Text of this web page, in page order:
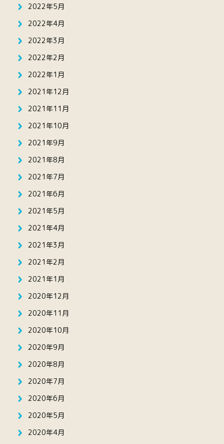
2022年5月
2022年4月
2022年3月
2022年2月
2022年1月
2021年12月
2021年11月
2021年10月
2021年9月
2021年8月
2021年7月
2021年6月
2021年5月
2021年4月
2021年3月
2021年2月
2021年1月
2020年12月
2020年11月
2020年10月
2020年9月
2020年8月
2020年7月
2020年6月
2020年5月
2020年4月